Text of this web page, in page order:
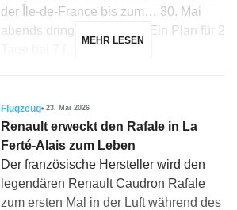
der Île-de-France bis zum… 30. Mai
abends dringend aktiviert. Ein Plan für 2
MEHR LESEN
Flugzeug 23. Mai 2026
Renault erweckt den Rafale in La
Ferté-Alais zum Leben
Der französische Hersteller wird den
legendären Renault Caudron Rafale
zum ersten Mal in der Luft während des